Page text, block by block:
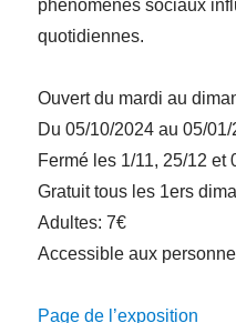
phénomènes sociaux
quotidiennes.
Ouvert du mardi au
Du 05/10/2024 au 05/
Fermé les 1/11, 25/12 et
Gratuit tous les 1ers
Adultes: 7€
Accessible aux
Page de l’exposition